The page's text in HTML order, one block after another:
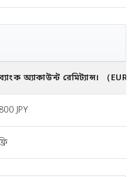
অ্যাকাউন্ট রেমিট্যান্স। （EUR
800 JPY